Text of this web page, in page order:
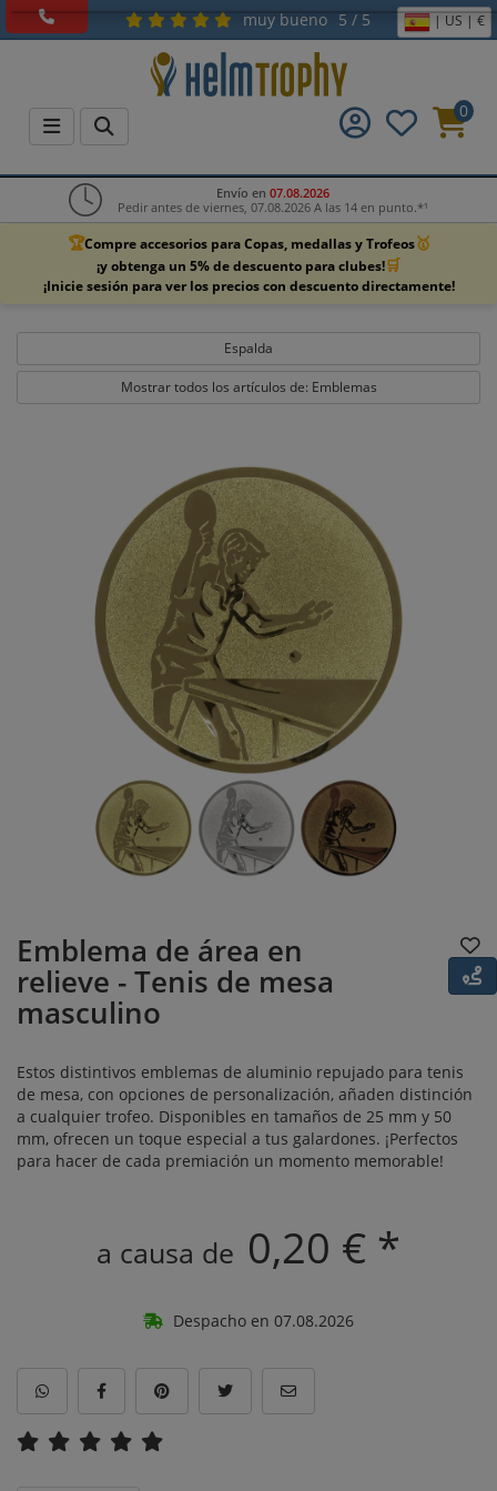
muy bueno 5 / 5 | US | €
0
Envío en 07.08.2026
Pedir antes de viernes, 07.08.2026 A las 14 en punto.*¹
🏆Compre accesorios para Copas, medallas y Trofeos🥇
¡y obtenga un 5% de descuento para clubes!🛒
¡Inicie sesión para ver los precios con descuento directamente!
Espalda
Mostrar todos los artículos de: Emblemas
Emblema de área en
relieve - Tenis de mesa
masculino
Estos distintivos emblemas de aluminio repujado para tenis
de mesa, con opciones de personalización, añaden distinción
a cualquier trofeo. Disponibles en tamaños de 25 mm y 50
mm, ofrecen un toque especial a tus galardones. ¡Perfectos
para hacer de cada premiación un momento memorable!
a causa de 0,20 € *
Despacho en 07.08.2026